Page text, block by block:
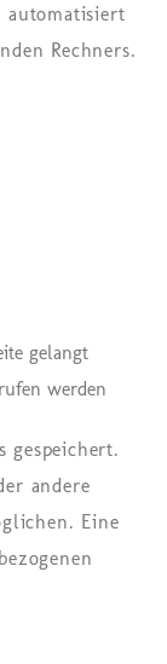
automatisiert
Rechners.
gelangt
werden
gespeichert.
andere
Eine